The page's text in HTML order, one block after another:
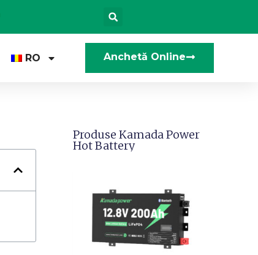
RO Anchetă Online
Produse Kamada Power
Hot Battery